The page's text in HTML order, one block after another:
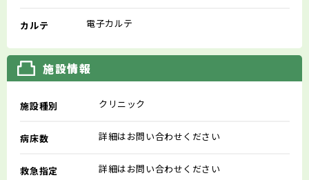
カルテ 電子カルテ
施設情報
施設種別 クリニック
病床数 詳細はお問い合わせください
救急指定 詳細はお問い合わせください